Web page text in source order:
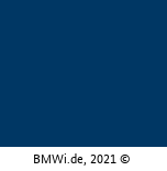
BMWi.de, 2021 ©